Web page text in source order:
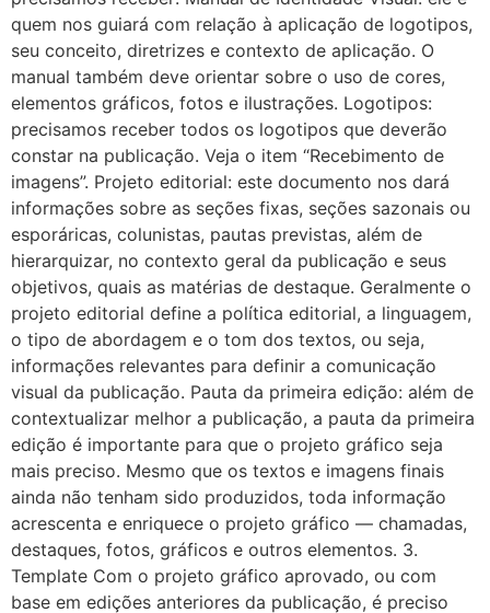
quem nos guiará com relação à aplicação de logotipos,
seu conceito, diretrizes e contexto de aplicação. O
manual também deve orientar sobre o uso de cores,
elementos gráficos, fotos e ilustrações. Logotipos:
precisamos receber todos os logotipos que deverão
constar na publicação. Veja o item “Recebimento de
imagens”. Projeto editorial: este documento nos dará
informações sobre as seções fixas, seções sazonais ou
esporáricas, colunistas, pautas previstas, além de
hierarquizar, no contexto geral da publicação e seus
objetivos, quais as matérias de destaque. Geralmente o
projeto editorial define a política editorial, a linguagem,
o tipo de abordagem e o tom dos textos, ou seja,
informações relevantes para definir a comunicação
visual da publicação. Pauta da primeira edição: além de
contextualizar melhor a publicação, a pauta da primeira
edição é importante para que o projeto gráfico seja
mais preciso. Mesmo que os textos e imagens finais
ainda não tenham sido produzidos, toda informação
acrescenta e enriquece o projeto gráfico — chamadas,
destaques, fotos, gráficos e outros elementos. 3.
Template Com o projeto gráfico aprovado, ou com
base em edições anteriores da publicação, é preciso